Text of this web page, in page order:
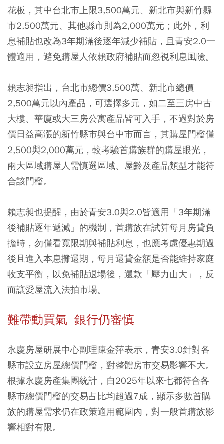
花板，其中台北市上限3,500萬元、新北市與新竹縣
市2,500萬元、其他縣市則為2,000萬元；此外，利
息補貼也改為3年期滿後逐年減少補貼，且青安2.0一
體適用，避免購屋人依賴政府補貼而忽視利息風險。
賴志昶指出， 台北市總價3,500萬、新北市總價
2,500萬元以內產品，可選擇多元，如二至三房中古
大樓、華廈或大三房公寓產品皆可入手 ，不過對於房
價日益高漲的新竹縣市與台中市而言，其購屋門檻僅
2,500與2,000萬元，較考驗首購族群的購屋眼光，
兩大區域購屋人需慎選區域、屋齡及產品類型才能符
合該門檻。
賴志昶也提醒，由於青安3.0與2.0皆適用「3年期滿
後補貼逐年遞減」的機制，首購族在試算每月房貸負
擔時，勿僅看寬限期與補貼利息，也應考慮優惠期過
後且進入本息攤還期，每月還貸金額是否能維持家庭
收支平衡，以免補貼退場後，還款「壓力山大」，反
而讓愛屋流入法拍市場。
難帶動買氣 銀行仍審慎
永慶房屋研展中心副理陳金萍表示，青安3.0針對各
縣市設立房屋總價門檻，對整體房市交易影響不大。
根據永慶房產集團統計，自2025年以來七都符合各
縣市總價門檻的交易占比均超過7成，顯示多數首購
族的購屋需求仍在政策適用範圍內，對一般首購族影
響相對有限。